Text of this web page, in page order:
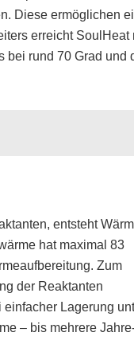
Diese ermöglichen
erreicht SoulHeat
bei rund 70 Grad und
entsteht
hat maximal 83
Zum
der Reaktanten
Lagerung
– bis mehrere